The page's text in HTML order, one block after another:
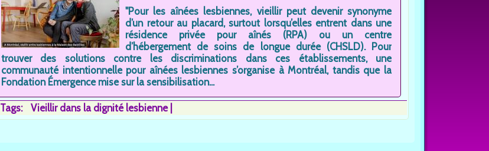
"Pour les aînées lesbiennes, vieillir peut devenir synonyme
d’un retour au placard, surtout lorsqu’elles entrent dans une
résidence privée pour aînés (RPA) ou un centre
d’hébergement de soins de longue durée (CHSLD). Pour
trouver des solutions contre les discriminations dans ces établissements, une
communauté intentionnelle pour aînées lesbiennes s’organise à Montréal, tandis que la
Fondation Émergence mise sur la sensibilisation...
Tags: Vieillir dans la dignité lesbienne